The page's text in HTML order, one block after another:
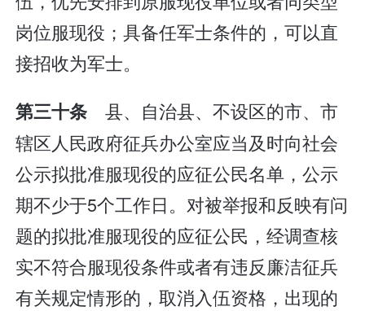
岗位服现役；具备任军士条件的，可以直
接招收为军士。
第三十条 县、自治县、不设区的市、市
辖区人民政府征兵办公室应当及时向社会
公示拟批准服现役的应征公民名单，公示
期不少于5个工作日。对被举报和反映有问
题的拟批准服现役的应征公民，经调查核
实不符合服现役条件或者有违反廉洁征兵
有关规定情形的，取消入伍资格，出现的